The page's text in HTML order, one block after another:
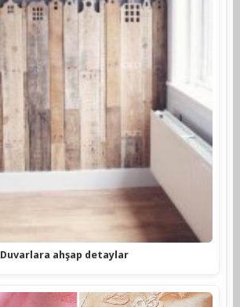
Duvarlara ahşap detaylar